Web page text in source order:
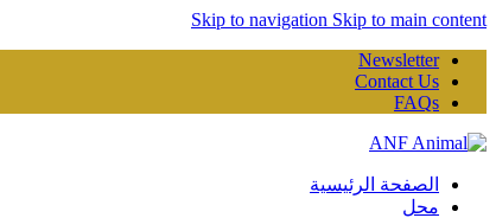
Skip to navigation Skip to main content
Newsletter
Contact Us
FAQs
الصفحة الرئيسية
محل